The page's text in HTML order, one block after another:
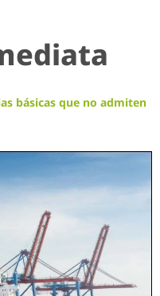
básicas que no admiten